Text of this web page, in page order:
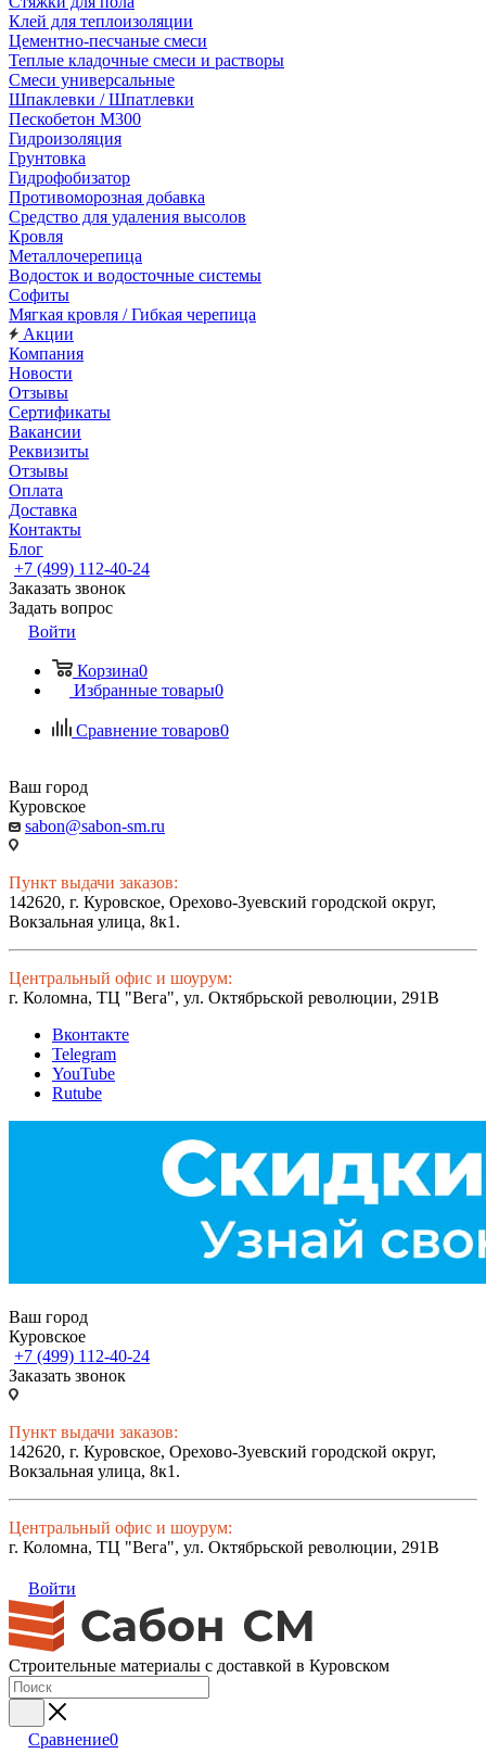
Клей для теплоизоляции
Цементно-песчаные смеси
Теплые кладочные смеси и растворы
Смеси универсальные
Шпаклевки / Шпатлевки
Пескобетон М300
Гидроизоляция
Грунтовка
Гидрофобизатор
Противоморозная добавка
Средство для удаления высолов
Кровля
Металлочерепица
Водосток и водосточные системы
Софиты
Мягкая кровля / Гибкая черепица
Акции
Компания
Новости
Отзывы
Сертификаты
Вакансии
Реквизиты
Отзывы
Оплата
Доставка
Контакты
Блог
+7 (499) 112-40-24
Заказать звонок
Задать вопрос
Войти
Корзина0
Избранные товары0
Сравнение товаров0
Ваш город
Куровское
sabon@sabon-sm.ru
Пункт выдачи заказов:
142620, г. Куровское, Орехово-Зуевский городской округ,
Вокзальная улица, 8к1.
Центральный офис и шоурум:
г. Коломна, ТЦ "Вега", ул. Октябрьской революции, 291В
Вконтакте
Telegram
YouTube
Rutube
Ваш город
Куровское
+7 (499) 112-40-24
Заказать звонок
Пункт выдачи заказов:
142620, г. Куровское, Орехово-Зуевский городской округ,
Вокзальная улица, 8к1.
Центральный офис и шоурум:
г. Коломна, ТЦ "Вега", ул. Октябрьской революции, 291В
Войти
Строительные материалы с доставкой в Куровском
Сравнение0